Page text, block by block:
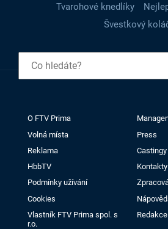
Tvarohové knedlíky
Švestkový
O FTV Prima
Volná místa
Press
Reklama
Castingy
HbbTV
Kontakty
Podmínky užívání
Cookies
Vlastník FTV Prima spol. s
r.o.
Redakce